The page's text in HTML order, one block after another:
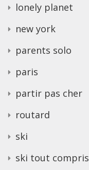
lonely planet
new york
parents solo
paris
partir pas cher
routard
ski
ski tout compris